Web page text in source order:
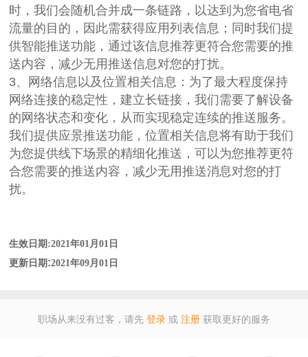
时，我们会随机合并成一条链路，以达到为您省电省
流量的目的，因此需获得应用列表信息；同时我们提
供智能推送功能，通过该信息推荐更符合您需要的推
送内容，减少无用推送信息对您的打扰。
3、网络信息以及位置相关信息：为了最大程度保持
网络连接的稳定性，建立长链接，我们需要了解设备
的网络状态和变化，从而实现稳定连续的推送服务。
我们提供应景推送功能，位置相关信息将有助于我们
为您提供线下场景的精细化推送，可以为您推荐更符
合您需要的推送内容，减少无用推送消息对您的打
扰。
生效日期:2021年01月01日
更新日期 :2021年09月01日
职场从来没有过客，请先 登录 或 注册 获取更好的服务